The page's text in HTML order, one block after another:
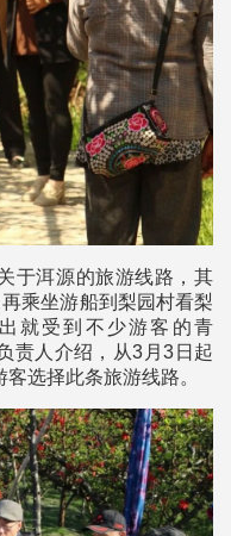
于洱源的旅游线路，其
乘坐游船到梨园村看梨
就受到不少游客的青
责人介绍，从3月3日起
选择此条旅游线路。